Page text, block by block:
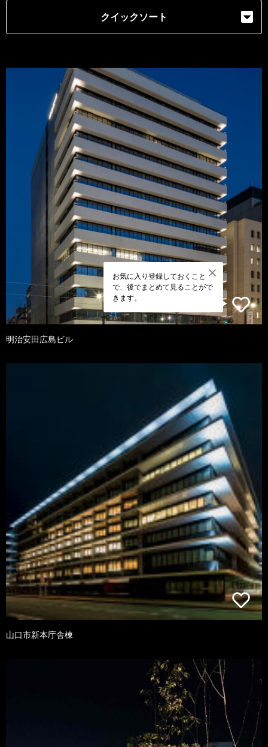
クイックソート
お気に入り登録しておくこと
で、後でまとめて見ることがで
きます。
明治安田広島ビル
山口市新本庁舎棟